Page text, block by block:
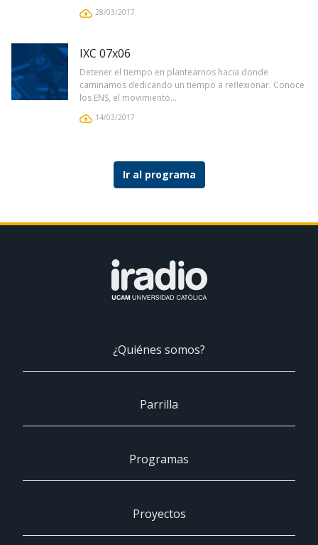
28/03/2017
IXC 07x06
Detener el tiempo en plantearnos hacia donde
caminamos dedicando un tiempo a reflexionar. Conoce
los ENS, el movimiento...
14/03/2017
Ir al programa
¿Quiénes somos?
Parrilla
Programas
Proyectos